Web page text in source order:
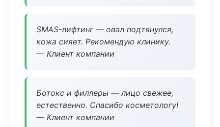
SMAS-лифтинг — овал подтянулся,
кожа сияет. Рекомендую клинику.
— Клиент компании
Ботокс и филлеры — лицо свежее,
естественно. Спасибо косметологу!
— Клиент компании